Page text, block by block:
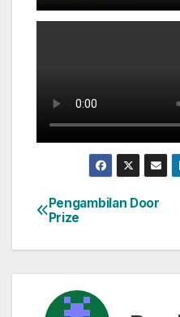
Navigasi
pos
Pengambilan Door
Prize